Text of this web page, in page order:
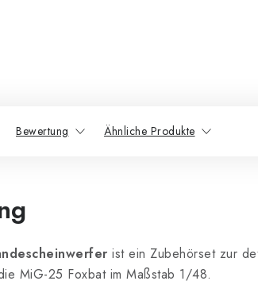
Bewertung Ähnliche Produkte
ist ein Zubehörset zur
MiG-25 Foxbat im Maßstab 1/48.